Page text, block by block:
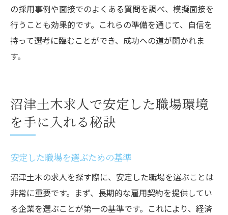
の採用事例や面接でのよくある質問を調べ、模擬面接を
行うことも効果的です。これらの準備を通じて、自信を
持って選考に臨むことができ、成功への道が開かれま
す。
沼津土木求人で安定した職場環境
を手に入れる秘訣
安定した職場を選ぶための基準
沼津土木の求人を探す際に、安定した職場を選ぶことは
非常に重要です。まず、長期的な雇用契約を提供してい
る企業を選ぶことが第一の基準です。これにより、経済